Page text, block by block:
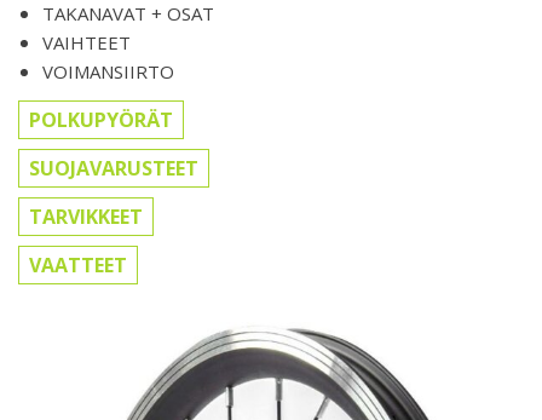
TAKANAVAT + OSAT
VAIHTEET
VOIMANSIIRTO
POLKUPYÖRÄT
SUOJAVARUSTEET
TARVIKKEET
VAATTEET